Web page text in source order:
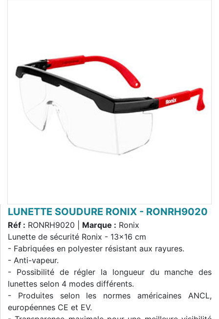
LUNETTE SOUDURE RONIX - RONRH9020
Réf : RONRH9020 | Marque : Ronix
Lunette de sécurité Ronix - 13×16 cm
- Fabriquées en polyester résistant aux rayures.
- Anti-vapeur.
- Possibilité de régler la longueur du manche des
lunettes selon 4 modes différents.
- Produites selon les normes américaines ANCL,
européennes CE et EV.